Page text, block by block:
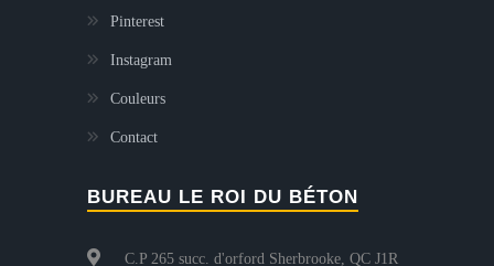
Pinterest
Instagram
Couleurs
Contact
BUREAU LE ROI DU BÉTON
C.P 265 succ. d'orford Sherbrooke, QC J1R